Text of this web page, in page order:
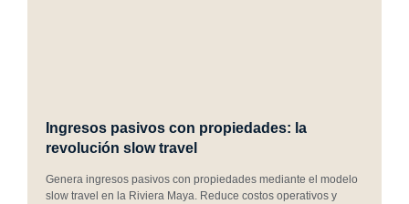
Ingresos pasivos con propiedades: la
revolución slow travel
Genera ingresos pasivos con propiedades mediante el modelo
slow travel en la Riviera Maya. Reduce costos operativos y